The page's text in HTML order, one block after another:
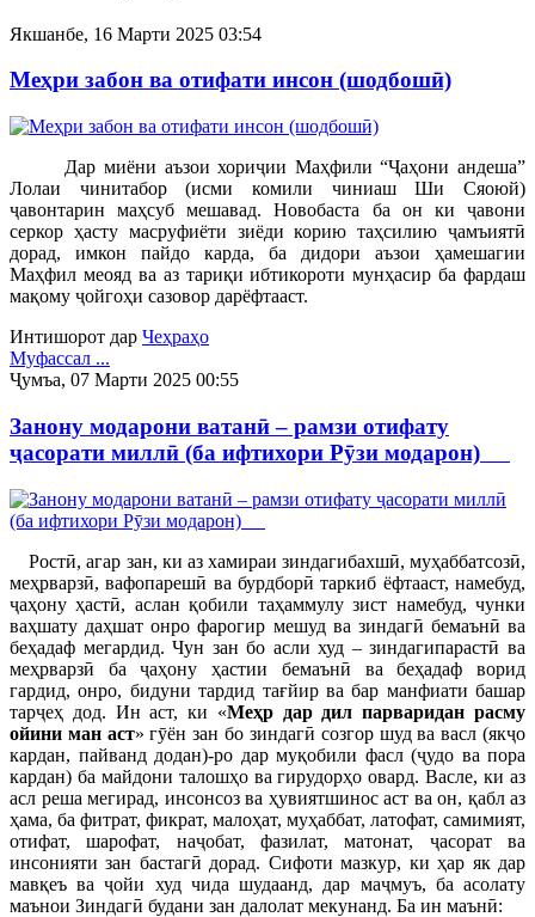
Якшанбе, 16 Марти 2025 03:54
Меҳри забон ва отифати инсон (шодбошӣ)
Дар миёни аъзои хориҷии Маҳфили “Ҷаҳони андеша”
Лолаи чинитабор (исми комили чиниаш Ши Сяоюй)
ҷавонтарин маҳсуб мешавад. Новобаста ба он ки ҷавони
серкор ҳасту масруфиёти зиёди корию таҳсилию ҷамъиятӣ
дорад, имкон пайдо карда, ба дидори аъзои ҳамешагии
Маҳфил меояд ва аз тариқи ибтикороти мунҳасир ба фардаш
мақому ҷойгоҳи сазовор дарёфтааст.
Интишорот дар Чеҳраҳо
Муфассал ...
Ҷумъа, 07 Марти 2025 00:55
Занону модарони ватанӣ – рамзи отифату
ҷасорати миллӣ (ба ифтихори Рӯзи модарон)
Ростӣ, агар зан, ки аз хамираи зиндагибахшӣ, муҳаббатсозӣ,
меҳрварзӣ, вафопарешӣ ва бурдборӣ таркиб ёфтааст, намебуд,
ҷаҳону ҳастӣ, аслан қобили таҳаммулу зист намебуд, чунки
ваҳшату даҳшат онро фарогир мешуд ва зиндагӣ бемаънӣ ва
беҳадаф мегардид. Чун зан бо асли худ – зиндагипарастӣ ва
меҳрварзӣ ба ҷаҳону ҳастии бемаънӣ ва беҳадаф ворид
гардид, онро, бидуни тардид тағйир ва бар манфиати башар
тарҷеҳ дод. Ин аст, ки «Меҳр дар дил парваридан расму
ойини ман аст» гӯён зан бо зиндагӣ созгор шуд ва васл (якҷо
кардан, пайванд додан)-ро дар муқобили фасл (ҷудо ва пора
кардан) ба майдони талошҳо ва гирудорҳо овард. Васле, ки аз
асл реша мегирад, инсонсоз ва ҳувиятшинос аст ва он, қабл аз
ҳама, ба фитрат, фикрат, малоҳат, муҳаббат, латофат, самимият,
отифат, шарофат, наҷобат, фазилат, матонат, ҷасорат ва
инсонияти зан бастагӣ дорад. Сифоти мазкур, ки ҳар як дар
мавқеъ ва ҷойи худ чида шудаанд, дар маҷмуъ, ба асолату
маънои Зиндагӣ будани зан далолат мекунанд. Ба ин маънӣ: